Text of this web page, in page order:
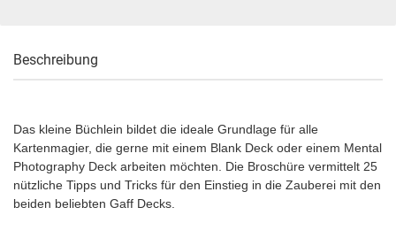
Beschreibung
Das kleine Büchlein bildet die ideale Grundlage für alle
Kartenmagier, die gerne mit einem Blank Deck oder einem Mental
Photography Deck arbeiten möchten. Die Broschüre vermittelt 25
nützliche Tipps und Tricks für den Einstieg in die Zauberei mit den
beiden beliebten Gaff Decks.